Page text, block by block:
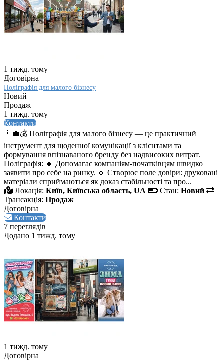
1 тижд. тому
Договірна
Поліграфія для малого бізнесу
Новий
Продаж
1 тижд. тому
Контакти
👨‍💼💰 Поліграфія для малого бізнесу — це практичний
інструмент для щоденної комунікації з клієнтами та
формування впізнаваного бренду без надвисоких витрат.
Поліграфія: 🔸 Допомагає компаніям-початківцям швидко
заявити про себе на ринку. 🔹 Створює поле довіри: друковані
матеріали сприймаються як доказ стабільності та про...
Локація: Київ, Київська область, UA Стан: Новий
Трансакція: Продаж
Договірна
Контакти
7 переглядів
Додано 1 тижд. тому
1 тижд. тому
Договірна